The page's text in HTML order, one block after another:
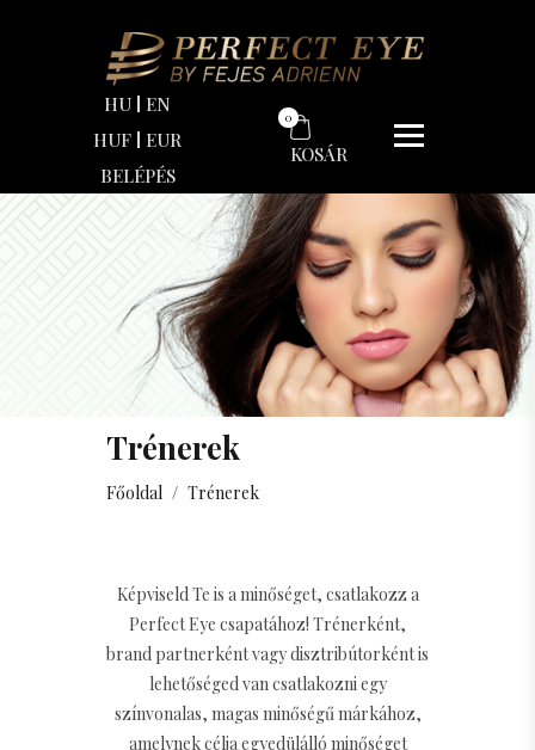
HU
EN
HUF
EUR
BELÉPÉS
0
KOSÁR
Trénerek
Főoldal / Trénerek
Képviseld Te is a minőséget, csatlakozz a
Perfect Eye csapatához! Trénerként,
brand partnerként vagy disztribútorként is
lehetőséged van csatlakozni egy
színvonalas, magas minőségű márkához,
amelynek célja egyedülálló minőséget